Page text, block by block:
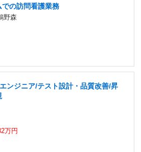
の訪問看護業務
野森
ンジニア/テスト設計・品質改善/昇
万円